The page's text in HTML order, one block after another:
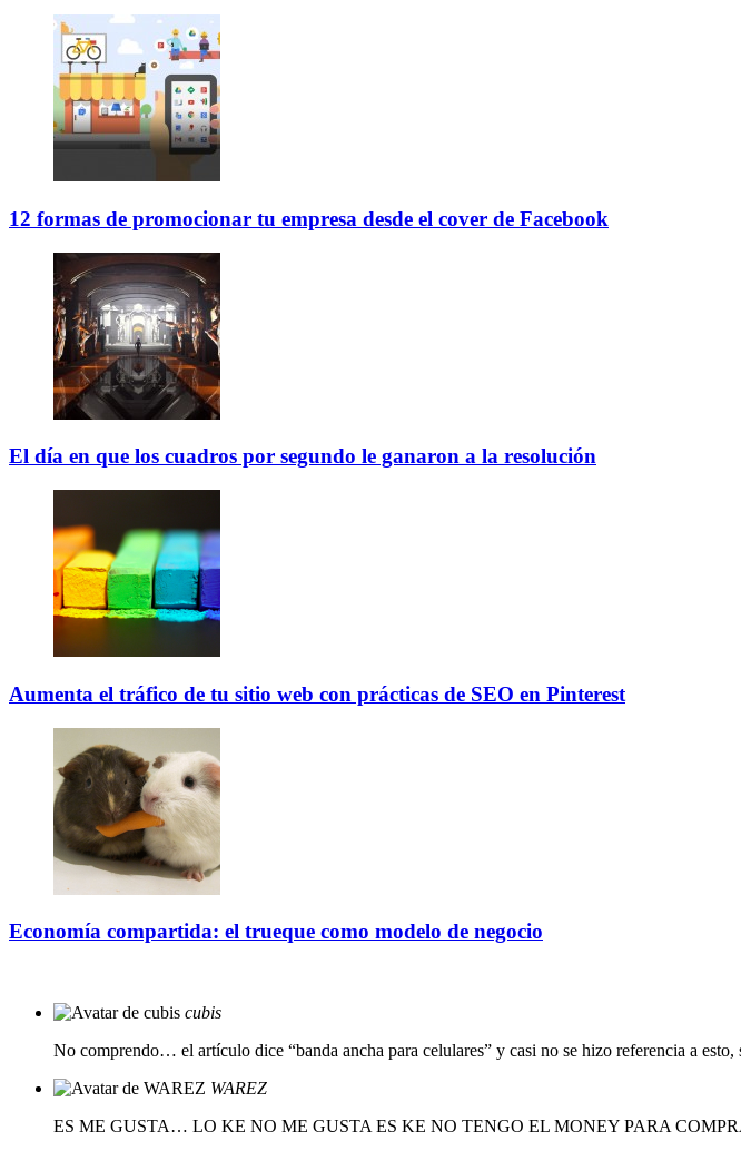
12 formas de promocionar tu empresa desde el cover de Facebook
El día en que los cuadros por segundo le ganaron a la resolución
Aumenta el tráfico de tu sitio web con prácticas de SEO en Pinterest
Economía compartida: el trueque como modelo de negocio
cubis
No comprendo… el artículo dice “banda ancha para celulares” y casi no se hizo referencia a
WAREZ
ES ME GUSTA… LO KE NO ME GUSTA ES KE NO TENGO EL MONEY PARA